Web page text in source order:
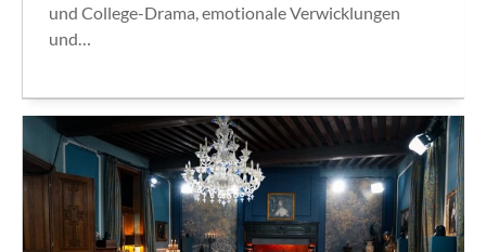
und College-Drama, emotionale Verwicklungen
und…